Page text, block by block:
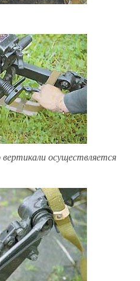
осуществляется